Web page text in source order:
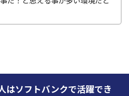
はソフトバンクで活躍でき